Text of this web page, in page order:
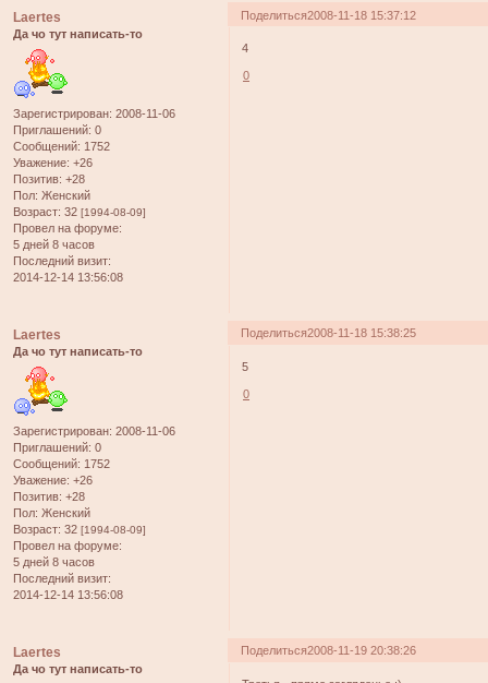
Поделиться2008-11-18 15:37:12
Laertes
Да чо тут написать-то
Зарегистрирован: 2008-11-06
Приглашений: 0
Сообщений: 1752
Уважение: +26
Позитив: +28
Пол: Женский
Возраст: 32 [1994-08-09]
Провел на форуме:
5 дней 8 часов
Последний визит:
2014-12-14 13:56:08
4
0
Поделиться2008-11-18 15:38:25
Laertes
Да чо тут написать-то
Зарегистрирован: 2008-11-06
Приглашений: 0
Сообщений: 1752
Уважение: +26
Позитив: +28
Пол: Женский
Возраст: 32 [1994-08-09]
Провел на форуме:
5 дней 8 часов
Последний визит:
2014-12-14 13:56:08
5
0
Поделиться2008-11-19 20:38:26
Laertes
Да чо тут написать-то